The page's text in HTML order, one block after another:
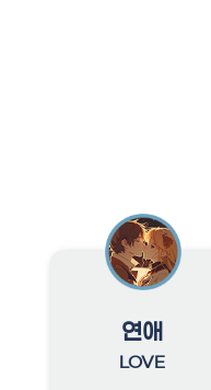
연애
LOVE